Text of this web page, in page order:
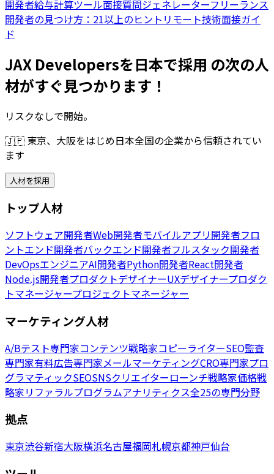
開発者給与計算ツール面接質問ジェネレーターフリーランス
開発者の見つけ方：21以上のヒント リモート技術面接ガイ
ド
JAX Developersを日本で採用 の次の人
材がすぐ見つかります！
リスクなしで開始。
🇯🇵 東京、大阪をはじめ日本全国の企業から信頼されてい
ます
人材を採用
トップ人材
ソフトウェア開発者Web開発者モバイルアプリ開発者フロ
ントエンド開発者バックエンド開発者フルスタック開発者
DevOpsエンジニアAI開発者Python開発者React開発者
Node.js開発者プロダクトデザイナーUXデザイナープロダク
トマネージャープロジェクトマネージャー
マーケティング人材
A/Bテスト専門家コンテンツ戦略家コピーライターSEO監査
専門家有料広告専門家メールマーケティングCRO専門家プロ
グラマティックSEOSNSクリエイターローンチ戦略家価格戦
略家リファラルプログラムアナリティクス全25の専門分野
拠点
東京渋谷新宿大阪横浜名古屋福岡札幌京都神戸仙台